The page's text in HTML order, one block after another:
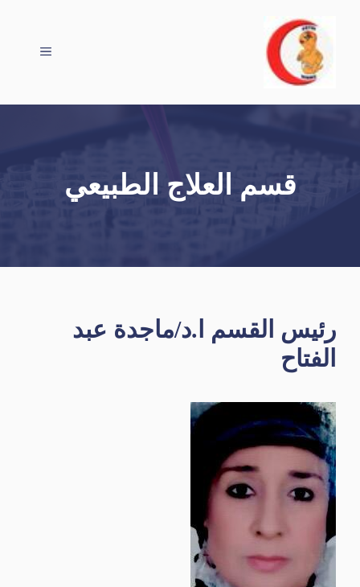
المحتوى
القائمة
قسم العلاج الطبيعي
رئيس القسم ا.د/ماجدة عبد
الفتاح